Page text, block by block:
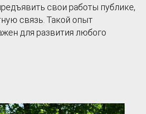
свои работы публике,
связь. Такой опыт
для развития любого